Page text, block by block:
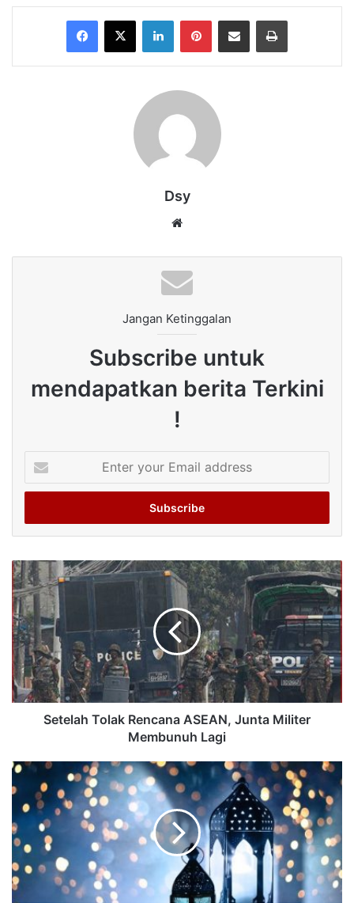
Facebook
X LinkedInPinterestShare via Email Print
Dsy
Jangan Ketinggalan
Subscribe untuk
mendapatkan berita Terkini
!
your
Email
Setelah Tolak Rencana ASEAN, Junta Militer
Membunuh Lagi